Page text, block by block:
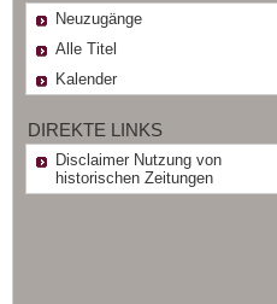
Neuzugänge
Alle Titel
Kalender
DIREKTE LINKS
Disclaimer Nutzung von
historischen Zeitungen